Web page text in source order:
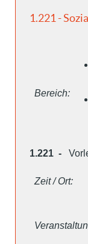
1.221 -
Bereich:
1.221 -
Zeit / Ort: